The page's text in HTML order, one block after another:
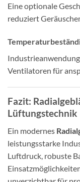
Eine optionale
reduziert
Ventilatoren für
Fazit:
Lüftungstechnik
Ein modernes
leistungsstarke
Luftdruck, robuste